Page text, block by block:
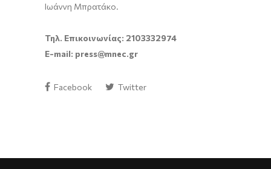
Ιωάννη Μπρατάκο.
Τηλ. Επικοινωνίας: 2103332974
E-mail: press@mnec.gr
Facebook Twitter